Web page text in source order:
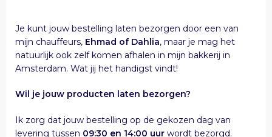
Je kunt jouw bestelling laten bezorgen door een van
mijn chauffeurs, Ehmad of Dahlia, maar je mag het
natuurlijk ook zelf komen afhalen in mijn bakkerij in
Amsterdam. Wat jij het handigst vindt!
Wil je jouw producten laten bezorgen?
Ik zorg dat jouw bestelling op de gekozen dag van
levering tussen 09:30 en 14:00 uur wordt bezorgd.